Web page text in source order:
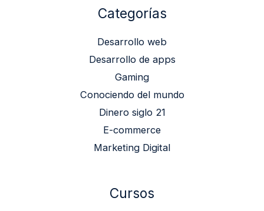
Categorías
Desarrollo web
Desarrollo de apps
Gaming
Conociendo del mundo
Dinero siglo 21
E-commerce
Marketing Digital
Cursos